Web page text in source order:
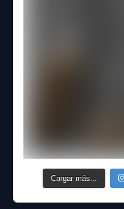
Cargar más...